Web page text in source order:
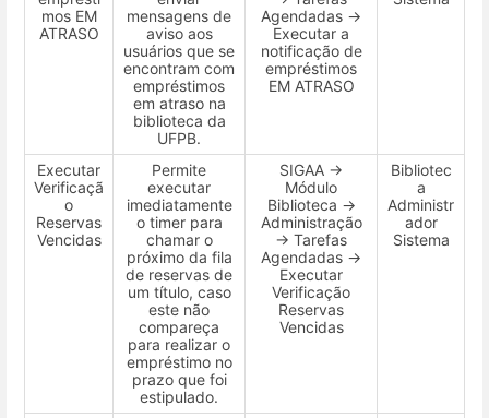
mos EM
ATRASO
mensagens de
aviso aos
usuários que se
encontram com
empréstimos
em atraso na
biblioteca da
UFPB.
Agendadas →
Executar a
notificação de
empréstimos
EM ATRASO
Executar
Verificaçã
o
Reservas
Vencidas
Permite
executar
imediatamente
o timer para
chamar o
próximo da fila
de reservas de
um título, caso
este não
compareça
para realizar o
empréstimo no
prazo que foi
estipulado.
SIGAA →
Módulo
Biblioteca →
Administração
→ Tarefas
Agendadas →
Executar
Verificação
Reservas
Vencidas
Bibliotec
a
Administr
ador
Sistema